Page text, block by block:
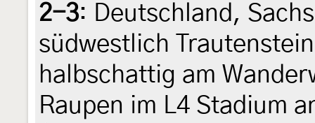
2-3: Deutschland,
südwestlich
halbschattig am
Raupen im L4 Stadium